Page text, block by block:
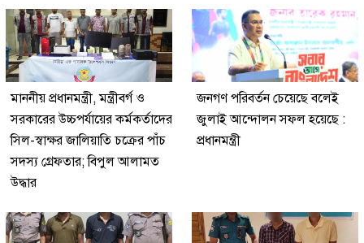
মাননীয় প্রধানমন্ত্রী, মন্ত্রীবর্গ ও
সরকারের উচ্চপর্যায়ের কর্মকর্তাদের
সিল-স্বাক্ষর জালিয়াতি চক্রের পাঁচ
সদস্য গ্রেফতার; বিপুল আলামত
উদ্ধার
জনগণ পরিবর্তন চেয়েছে বলেই
জুলাই আন্দোলন সফল হয়েছে :
প্রধানমন্ত্রী